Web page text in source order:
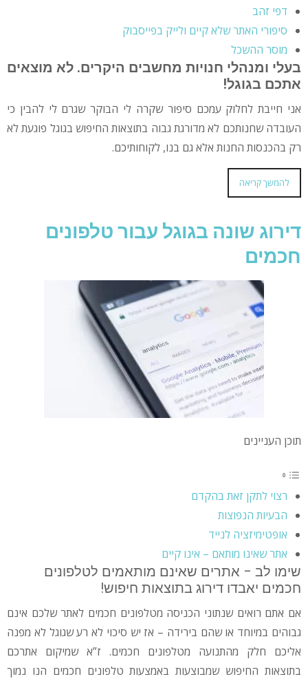
דפי זהב
סיפורי האתר שלא קיים ולייק בפייסבוק
מוסר ההשכל
בעלי ומנהלי חנויות מחשבים היקרים. לא מוצאים
אתכם בגוגל!
אני חייבת לחלוק עמכם סיפור שקרה לי הבוקר שגרם לי להבין כי
העובדה שחנותכם לא מדורגת גבוה בתוצאות החיפוש בגוגל פוגעת לא
רק בהכנסות החנות אלא גם בנו, לקוחותיכם.
להמשך קריאה
דירוג שונה בגוגל עבור טלפונים
חכמים
תוכן העניינים
רצוי לתקן זאת בהקדם
הבעיות הנפוצות
אופטימיזציה לנייד
אתר שאינו מותאם – אינו קיים
שימו לב – אתרים שאינם מותאמים לטלפונים
חכמים יאבדו דירוג בתוצאות חיפוש!
אם אתם רואים שנתוני הכניסה מטלפונים חכמים לאתר שלכם אינם
גבוהים במיוחד או שהם בירידה – אז יש סיכוי לא רע שגוגל לא מפנה
אליכם חלק מהתנועה מטלפונים חכמים. ז”א שמיקום אתרכם
בתוצאות החיפוש שמבוצעות באמצעות טלפונים חכמים הנו נמוך